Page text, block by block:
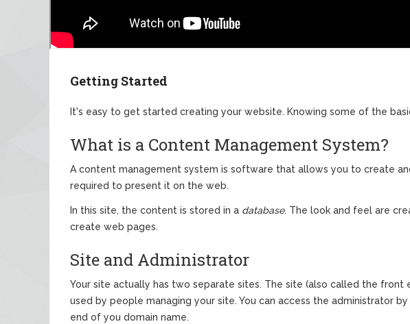
Getting Started
It's easy to get started creating your website. Knowing some of the
What is a Content Management System?
A content management system is software that allows you to create
required to present it on the web.
In this site, the content is stored in a database. The look and feel are
create web pages.
Site and Administrator
Your site actually has two separate sites. The site (also called the
used by people managing your site. You can access the administrator
end of you domain name.